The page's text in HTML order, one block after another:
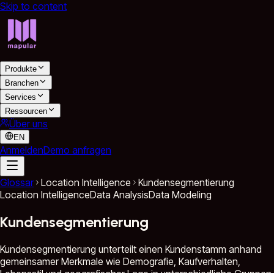
Skip to content
Produkte
Branchen
Services
Ressourcen
Über uns
EN
AnmeldenDemo anfragen
Glossar Location Intelligence
Kundensegmentierung
Location IntelligenceData AnalysisData Modeling
Kundensegmentierung
Kundensegmentierung unterteilt einen Kundenstamm anhand
gemeinsamer Merkmale wie Demografie, Kaufverhalten,